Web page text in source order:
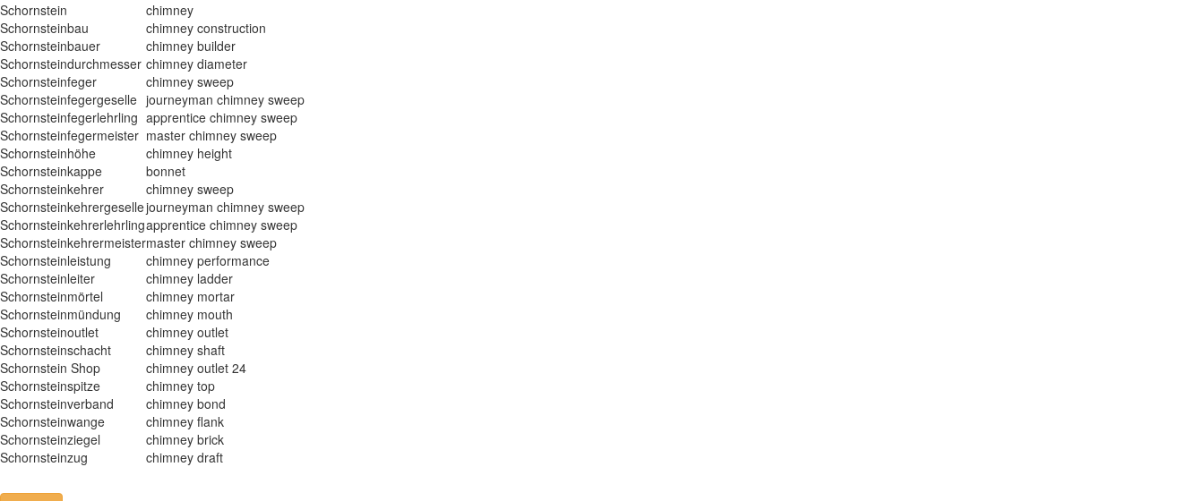
Schornstein
chimney
Schornsteinbau
chimney construction
Schornsteinbauer
chimney builder
Schornsteindurchmesser chimney diameter
Schornsteinfeger
chimney sweep
Schornsteinfegergeselle journeyman chimney sweep
Schornsteinfegerlehrling apprentice chimney sweep
Schornsteinfegermeister master chimney sweep
Schornsteinhöhe
chimney height
Schornsteinkappe
bonnet
Schornsteinkehrer
chimney sweep
Schornsteinkehrergesellejourneyman chimney sweep
Schornsteinkehrerlehrlingapprentice chimney sweep
Schornsteinkehrermeistermaster chimney sweep
Schornsteinleistung
chimney performance
Schornsteinleiter
chimney ladder
Schornsteinmörtel
chimney mortar
Schornsteinmündung
chimney mouth
Schornsteinoutlet
chimney outlet
Schornsteinschacht
chimney shaft
Schornstein Shop
chimney outlet 24
Schornsteinspitze
chimney top
Schornsteinverband
chimney bond
Schornsteinwange
chimney flank
Schornsteinziegel
chimney brick
Schornsteinzug
chimney draft